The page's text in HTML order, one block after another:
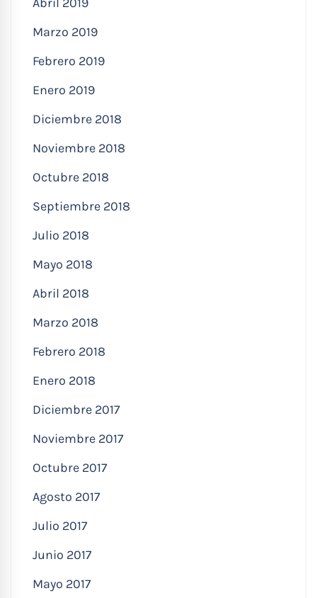
Marzo 2019
Febrero 2019
Enero 2019
Diciembre 2018
Noviembre 2018
Octubre 2018
Septiembre 2018
Julio 2018
Mayo 2018
Abril 2018
Marzo 2018
Febrero 2018
Enero 2018
Diciembre 2017
Noviembre 2017
Octubre 2017
Agosto 2017
Julio 2017
Junio 2017
Mayo 2017